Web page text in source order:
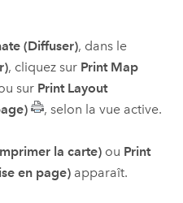
(Diffuser), dans le
, cliquez sur Print Map
sur Print Layout
, selon la vue active.
la carte)ou Print
en page)apparaît.